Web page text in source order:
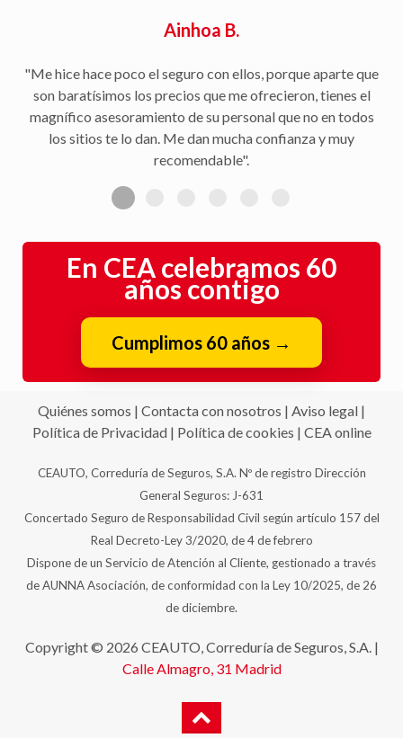
Ainhoa B.
"Me hice hace poco el seguro con ellos, porque aparte que
son baratísimos los precios que me ofrecieron, tienes el
magnífico asesoramiento de su personal que no en todos
los sitios te lo dan. Me dan mucha confianza y muy
recomendable".
En CEA celebramos 60
años contigo
Cumplimos 60 años →
Quiénes somos | Contacta con nosotros | Aviso legal |
Política de Privacidad| Política de cookies | CEA online
CEAUTO, Correduría de Seguros, S.A. Nº de registro Dirección
General Seguros: J-631
Concertado Seguro de Responsabilidad Civil según artículo 157 del
Real Decreto-Ley 3/2020, de 4 de febrero
Dispone de un Servicio de Atención al Cliente, gestionado a través
de AUNNA Asociación, de conformidad con la Ley 10/2025, de 26
de diciembre.
Copyright © 2026 CEAUTO, Correduría de Seguros, S.A. |
Calle Almagro, 31 Madrid